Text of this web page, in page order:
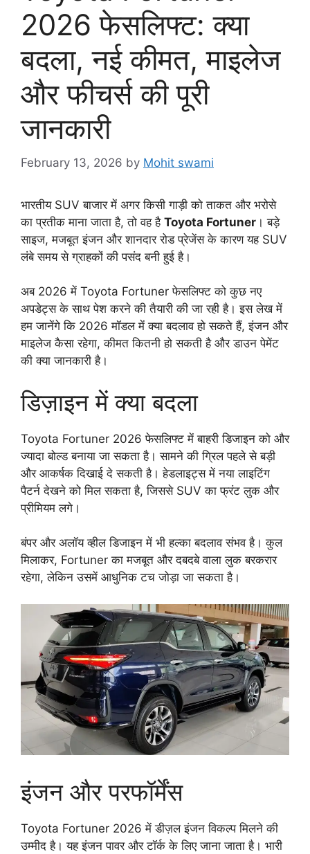
2026 फेसलिफ्ट: क्या
बदला, नई कीमत, माइलेज
और फीचर्स की पूरी
जानकारी
February 13, 2026 by Mohit swami
भारतीय SUV बाजार में अगर किसी गाड़ी को ताकत और भरोसे
का प्रतीक माना जाता है, तो वह है Toyota Fortuner । बड़े
साइज, मजबूत इंजन और शानदार रोड प्रेजेंस के कारण यह SUV
लंबे समय से ग्राहकों की पसंद बनी हुई है।
अब 2026 में Toyota Fortuner फेसलिफ्ट को कुछ नए
अपडेट्स के साथ पेश करने की तैयारी की जा रही है। इस लेख में
हम जानेंगे कि 2026 मॉडल में क्या बदलाव हो सकते हैं, इंजन और
माइलेज कैसा रहेगा, कीमत कितनी हो सकती है और डाउन पेमेंट
की क्या जानकारी है।
डिज़ाइन में क्या बदला
Toyota Fortuner 2026 फेसलिफ्ट में बाहरी डिजाइन को और
ज्यादा बोल्ड बनाया जा सकता है। सामने की ग्रिल पहले से बड़ी
और आकर्षक दिखाई दे सकती है। हेडलाइट्स में नया लाइटिंग
पैटर्न देखने को मिल सकता है, जिससे SUV का फ्रंट लुक और
प्रीमियम लगे।
बंपर और अलॉय व्हील डिजाइन में भी हल्का बदलाव संभव है। कुल
मिलाकर, Fortuner का मजबूत और दबदबे वाला लुक बरकरार
रहेगा, लेकिन उसमें आधुनिक टच जोड़ा जा सकता है।
इंजन और परफॉर्मेंस
Toyota Fortuner 2026 में डीज़ल इंजन विकल्प मिलने की
उम्मीद है। यह इंजन पावर और टॉर्क के लिए जाना जाता है। भारी